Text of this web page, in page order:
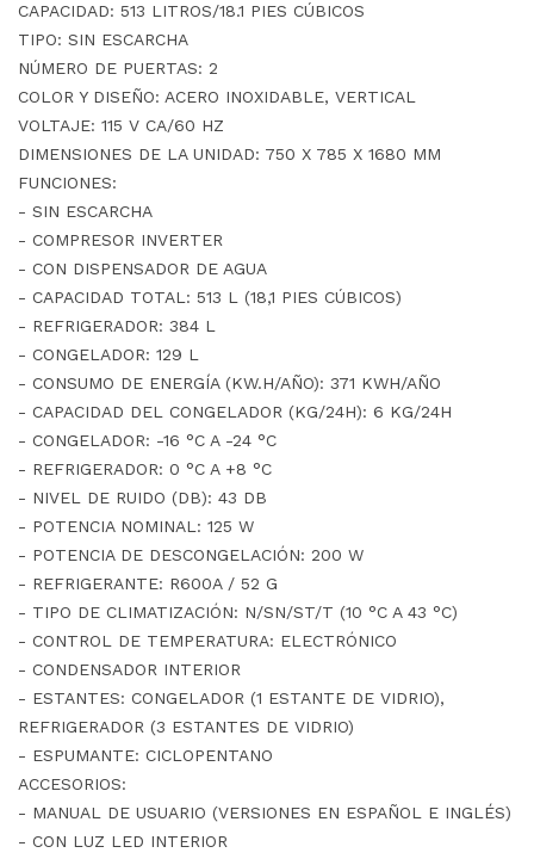
CAPACIDAD: 513 LITROS/18.1 PIES CÚBICOS
TIPO: SIN ESCARCHA
NÚMERO DE PUERTAS: 2
COLOR Y DISEÑO: ACERO INOXIDABLE, VERTICAL
VOLTAJE: 115 V CA/60 HZ
DIMENSIONES DE LA UNIDAD: 750 X 785 X 1680 MM
FUNCIONES:
- SIN ESCARCHA
- COMPRESOR INVERTER
- CON DISPENSADOR DE AGUA
- CAPACIDAD TOTAL: 513 L (18,1 PIES CÚBICOS)
- REFRIGERADOR: 384 L
- CONGELADOR: 129 L
- CONSUMO DE ENERGÍA (KW.H/AÑO): 371 KWH/AÑO
- CAPACIDAD DEL CONGELADOR (KG/24H): 6 KG/24H
- CONGELADOR: -16 °C A -24 °C
- REFRIGERADOR: 0 °C A +8 °C
- NIVEL DE RUIDO (DB): 43 DB
- POTENCIA NOMINAL: 125 W
- POTENCIA DE DESCONGELACIÓN: 200 W
- REFRIGERANTE: R600A / 52 G
- TIPO DE CLIMATIZACIÓN: N/SN/ST/T (10 °C A 43 °C)
- CONTROL DE TEMPERATURA: ELECTRÓNICO
- CONDENSADOR INTERIOR
- ESTANTES: CONGELADOR (1 ESTANTE DE VIDRIO),
REFRIGERADOR (3 ESTANTES DE VIDRIO)
- ESPUMANTE: CICLOPENTANO
ACCESORIOS:
- MANUAL DE USUARIO (VERSIONES EN ESPAÑOL E INGLÉS)
- CON LUZ LED INTERIOR